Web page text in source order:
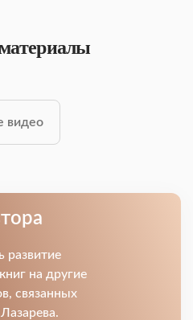
видео
развитие
на другие
связанных